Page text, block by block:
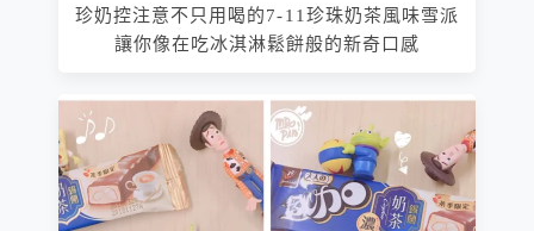
珍奶控注意不只用喝的7-11珍珠奶茶風味雪派
讓你像在吃冰淇淋鬆餅般的新奇口感